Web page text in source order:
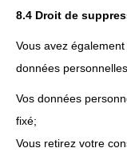
8.4 Droit de
Vous avez
données
Vos données
fixé;
Vous retirez votre